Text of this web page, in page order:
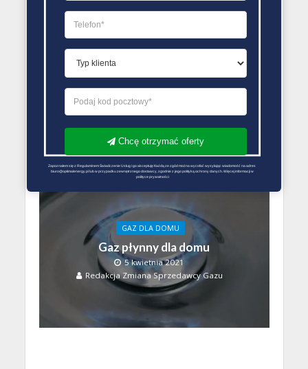
Gaz płynny a gaz z sieci
GAZ DLA DOMU
Gaz płynny dla domu
5 kwietnia 2021
Redakcja Zmiana Sprzedawcy Gazu
Chcę otrzymać oferty
Zapoznałem się z Regulaminem Świadczenie Usług i go akceptuję Każdą ze zgód można wycofać wysyłając wiadomość na adres
biuro@optimalenergy.pl lub w przypadku zewnętrznego dostawcy, zgodnie z jego polityką ochrony danych. Więcej informacji w
polityce prywatności